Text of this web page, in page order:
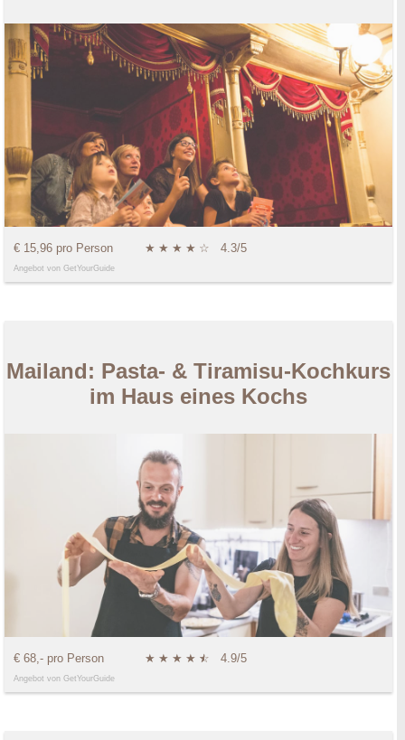
€ 15,96 pro Person ★ ★ ★ ★ ☆ 4.3/5
Angebot von GetYourGuide
Mailand: Pasta- & Tiramisu-Kochkurs
im Haus eines Kochs
€ 68,- pro Person ★ ★ ★ ★ ★
☆ 4.9/5
Angebot von GetYourGuide